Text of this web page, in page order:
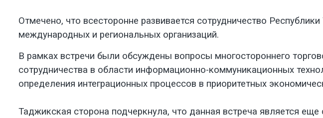
Отмечено, что всесторонне развивается сотрудничество
международных и региональных организаций.
В рамках встречи были обсуждены вопросы многостороннего
сотрудничества в области информационно-коммуникационных
определения интеграционных процессов в приоритетных
Таджикская сторона подчеркнула, что данная встреча является